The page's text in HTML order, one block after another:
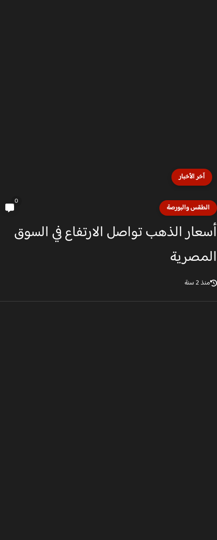
آخر الأخبار
والبورصة
الذهب تواصل الارتفاع في السوق
2 سنة